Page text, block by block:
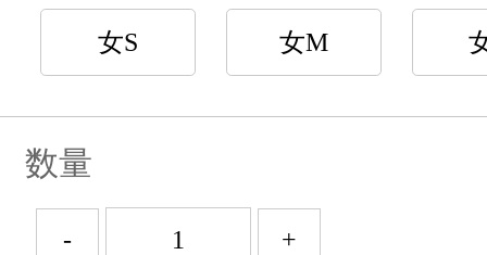
女S 女M
数量
- +